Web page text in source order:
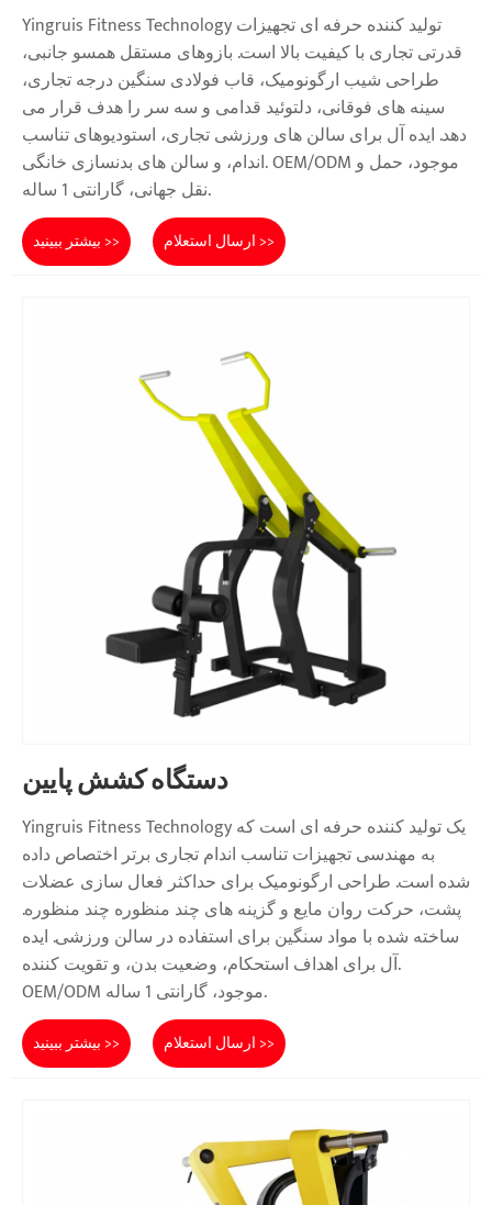
Yingruis Fitness Technology تولید کننده حرفه ای تجهیزات
قدرتی تجاری با کیفیت بالا است. بازوهای مستقل همسو جانبی،
طراحی شیب ارگونومیک، قاب فولادی سنگین درجه تجاری،
سینه های فوقانی، دلتوئید قدامی و سه سر را هدف قرار می
دهد. ایده آل برای سالن های ورزشی تجاری، استودیوهای تناسب
اندام، و سالن های بدنسازی خانگی. OEM/ODM موجود، حمل و
نقل جهانی، گارانتی 1 ساله.
بیشتر ببینید >> ارسال استعلام >>
دستگاه کشش پایین
Yingruis Fitness Technology یک تولید کننده حرفه ای است که
به مهندسی تجهیزات تناسب اندام تجاری برتر اختصاص داده
شده است. طراحی ارگونومیک برای حداکثر فعال سازی عضلات
پشت، حرکت روان مایع و گزینه های چند منظوره چند منظوره.
ساخته شده با مواد سنگین برای استفاده در سالن ورزشی. ایده
آل برای اهداف استحکام، وضعیت بدن، و تقویت کننده.
OEM/ODM موجود، گارانتی 1 ساله.
بیشتر ببینید >> ارسال استعلام >>